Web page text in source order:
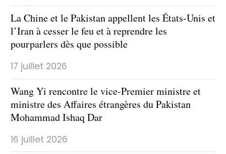
La Chine et le Pakistan appellent les États-Unis et
l’Iran à cesser le feu et à reprendre les
pourparlers dès que possible
17 juillet 2026
Wang Yi rencontre le vice-Premier ministre et
ministre des Affaires étrangères du Pakistan
Mohammad Ishaq Dar
16 juillet 2026